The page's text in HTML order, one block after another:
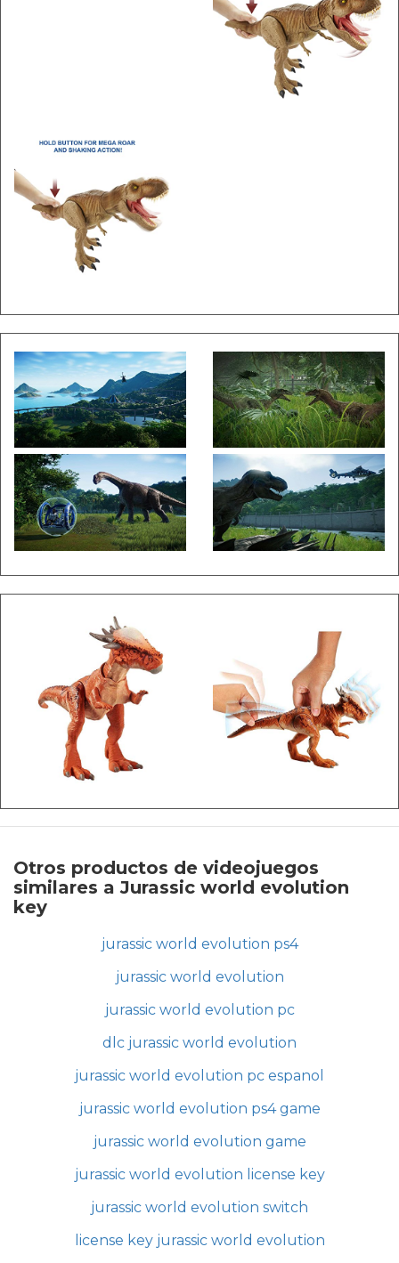
Otros productos de videojuegos
similares a Jurassic world evolution
key
jurassic world evolution ps4
jurassic world evolution
jurassic world evolution pc
dlc jurassic world evolution
jurassic world evolution pc espanol
jurassic world evolution ps4 game
jurassic world evolution game
jurassic world evolution license key
jurassic world evolution switch
license key jurassic world evolution